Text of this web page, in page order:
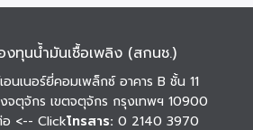
ทุนน้ำมันเชื้อเพลิง (สกนช.)
นเนอร์ยี่คอมเพล็กซ์ อาคาร B ชั้น 11
จตุจักร เขตจตุจักร กรุงเทพฯ 10900
<-- Clickโทรสาร: 0 2140 3970